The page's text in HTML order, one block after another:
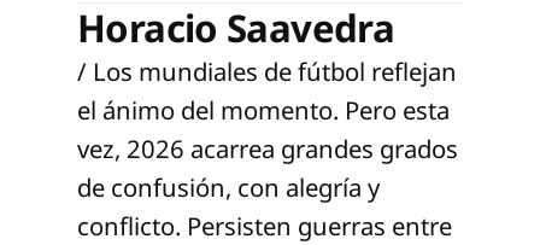
Horacio Saavedra
/ Los mundiales de fútbol reflejan
el ánimo del momento. Pero esta
vez, 2026 acarrea grandes grados
de confusión, con alegría y
conflicto. Persisten guerras entre